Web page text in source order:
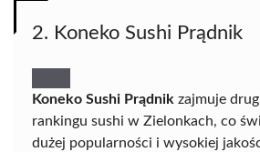
2. Koneko Sushi Prądnik
Koneko Sushi Prądnik zajmuje
rankingu sushi w Zielonkach, co
dużej popularności i wysokiej